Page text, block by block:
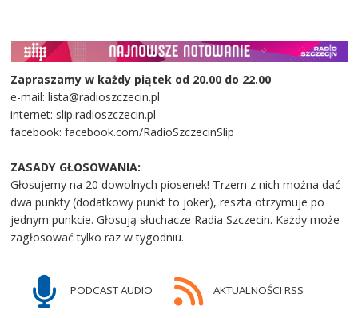
Zapraszamy w każdy piątek od 20.00 do 22.00
e-mail: lista@radioszczecin.pl
internet: slip.radioszczecin.pl
facebook: facebook.com/RadioSzczecinSlip
ZASADY GŁOSOWANIA:
Głosujemy na 20 dowolnych piosenek! Trzem z nich można dać
dwa punkty (dodatkowy punkt to joker), reszta otrzymuje po
jednym punkcie. Głosują słuchacze Radia Szczecin. Każdy może
zagłosować tylko raz w tygodniu.
PODCAST AUDIO AKTUALNOŚCI RSS